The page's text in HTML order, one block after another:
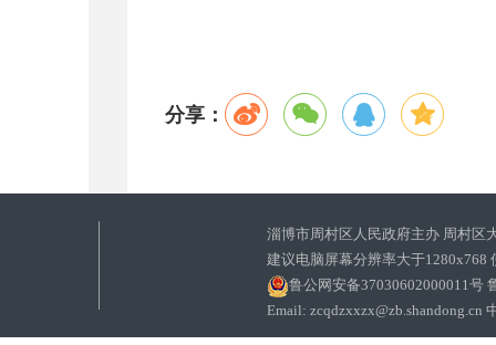
分享：
淄博市周村区人民政府主办 周村区
建议电脑屏幕分辨率大于1280x768
鲁公网安备37030602000011号
Email: zcqdzxxzx@zb.shandong.cn